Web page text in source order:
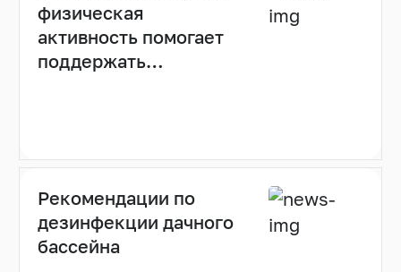
физическая
активность помогает
поддержать
Рекомендации по
дезинфекции дачного
бассейна